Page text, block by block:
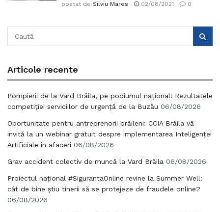
postat de Silviu Mares 02/08/2021 0
Articole recente
Pompierii de la Vard Brăila, pe podiumul național! Rezultatele
competiției serviciilor de urgență de la Buzău 06/08/2026
Oportunitate pentru antreprenorii brăileni: CCIA Brăila vă
invită la un webinar gratuit despre implementarea Inteligenței
Artificiale în afaceri 06/08/2026
Grav accident colectiv de muncă la Vard Brăila 06/08/2026
Proiectul național #SigurantaOnline revine la Summer Well:
cât de bine știu tinerii să se protejeze de fraudele online?
06/08/2026